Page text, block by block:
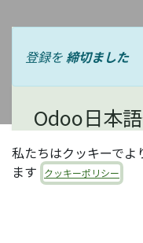
登録を 締切ました
Odoo日本
オープンソース
ニティ有志の活動に
は、日本のほとん
できる、大変有意
私たちはクッキーでよ
ます
クッキーポリシー